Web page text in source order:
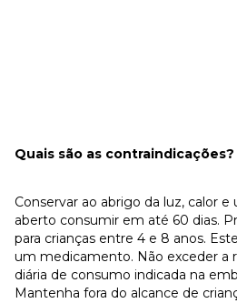
Quais são as contraindicações?
Conservar ao abrigo da luz, calor e
aberto consumir em até 60 dias.
para crianças entre 4 e 8 anos.
um medicamento. Não exceder a
diária de consumo indicada na
Mantenha fora do alcance de